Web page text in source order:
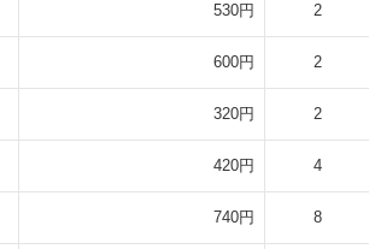
530円 2
600円 2
320円 2
420円 4
740円 8